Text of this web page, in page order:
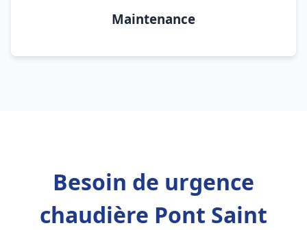
Maintenance
Besoin de urgence
chaudière Pont Saint